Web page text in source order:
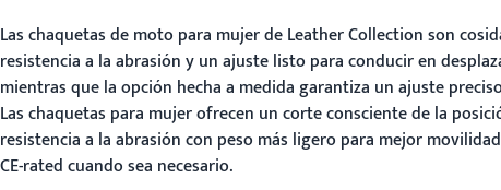
Las chaquetas de moto para mujer de Leather Collection son
resistencia a la abrasión y un ajuste listo para conducir en
mientras que la opción hecha a medida garantiza un ajuste
Las chaquetas para mujer ofrecen un corte consciente de la
resistencia a la abrasión con peso más ligero para mejor
CE-rated cuando sea necesario.